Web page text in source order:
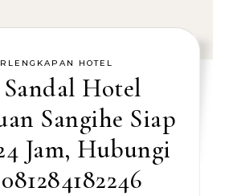
HOTEL
Sandal Hotel
Sangihe Siap
Jam, Hubungi